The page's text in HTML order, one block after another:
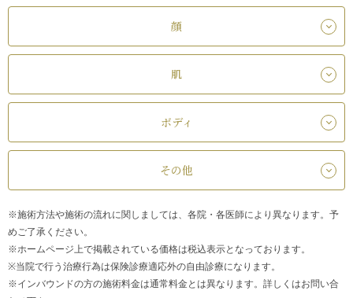
顔
肌
ボディ
その他
※施術方法や施術の流れに関しましては、各院・各医師により異なります。予
めご了承ください。
※ホームページ上で掲載されている価格は税込表示となっております。
※当院で行う治療行為は保険診療適応外の自由診療になります。
※インバウンドの方の施術料金は通常料金とは異なります。詳しくはお問い合